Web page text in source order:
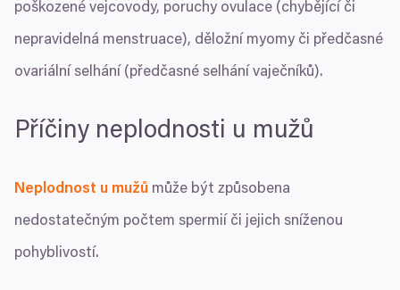
poškozené vejcovody, poruchy ovulace (chybějící či
nepravidelná menstruace), děložní myomy či předčasné
ovariální selhání (předčasné selhání vaječníků).
Příčiny neplodnosti u mužů
Neplodnost u mužů může být způsobena
nedostatečným počtem spermií či jejich sníženou
pohyblivostí.